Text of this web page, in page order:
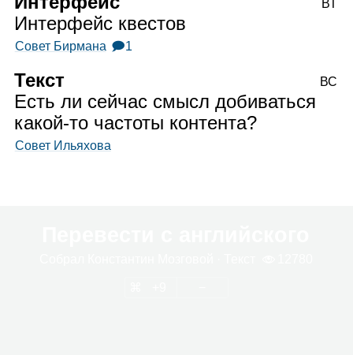
Интерфейс квестов
Совет Бирмана 🗩1
ВТ
Текст
Есть ли сейчас смысл добиваться
какой‑то частоты контента?
Совет Ильяхова
ВС